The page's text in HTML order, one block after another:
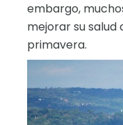
embargo,
mejorar su salud
primavera.